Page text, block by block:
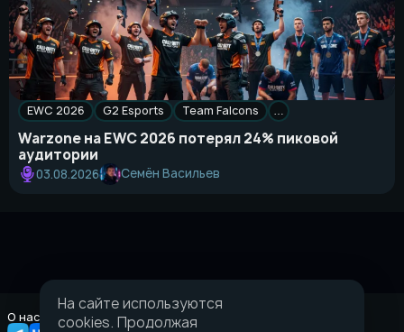
EWC 2026 G2 Esports Team Falcons …
Warzone на EWC 2026 потерял 24% пиковой
аудитории
03.08.2026 Семён Васильев
О нас Правовая информация
На сайте используются
cookies. Продолжая